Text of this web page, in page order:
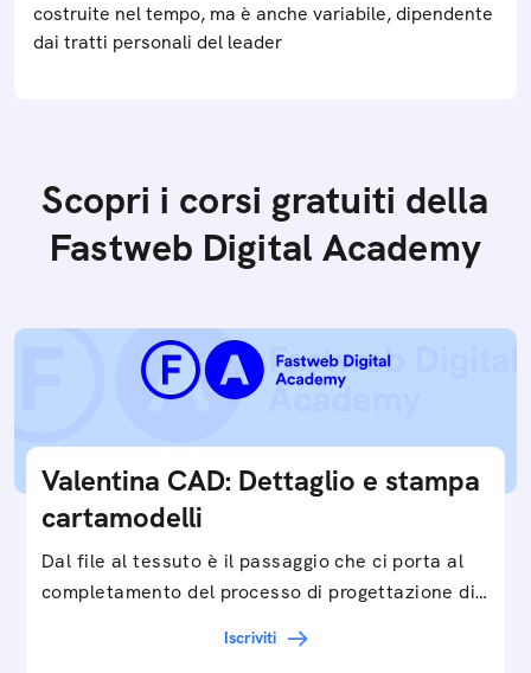
costruite nel tempo, ma è anche variabile, dipendente
dai tratti personali del leader
Scopri i corsi gratuiti della
Fastweb Digital Academy
Valentina CAD: Dettaglio e stampa
cartamodelli
Dal file al tessuto è il passaggio che ci porta al
completamento del processo di progettazione di
Iscriviti